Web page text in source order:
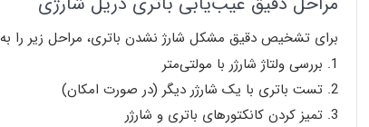
برای تشخیص دقیق مشکل شارژ نشدن باتری، مراحل زیر را
بررسی ولتاژ شارژر با مولتی‌متر
تست باتری با یک شارژر دیگر (در صورت امکان)
تمیز کردن کانکتورهای باتری و شارژر